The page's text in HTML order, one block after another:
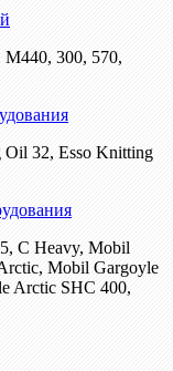
300, 570,
32, Esso Knitting
С Heavy, Mobil
Mobil Gargoyle
Arctic SHC 400,